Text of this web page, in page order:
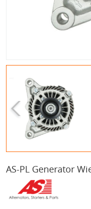
AS-PL Generator